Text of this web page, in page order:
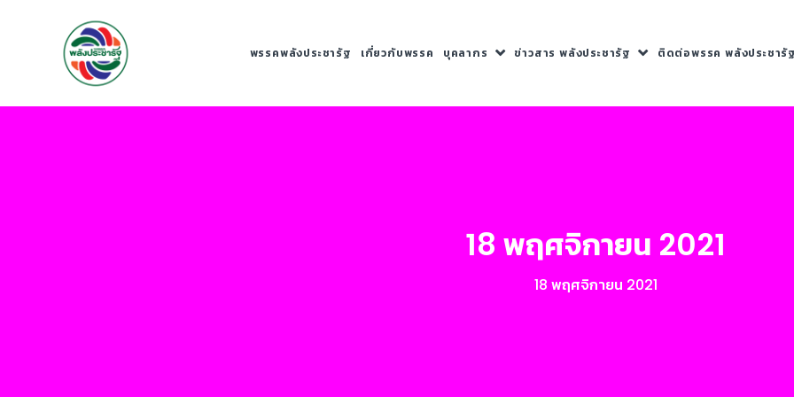
พรรคพลังประชารัฐ เกี่ยวกับพรรค บุคลากร ข่าวสาร พลังประชารัฐ ติดต่อพรรค พลังประชารัฐ
18 พฤศจิกายน 2021
18 พฤศจิกายน 2021